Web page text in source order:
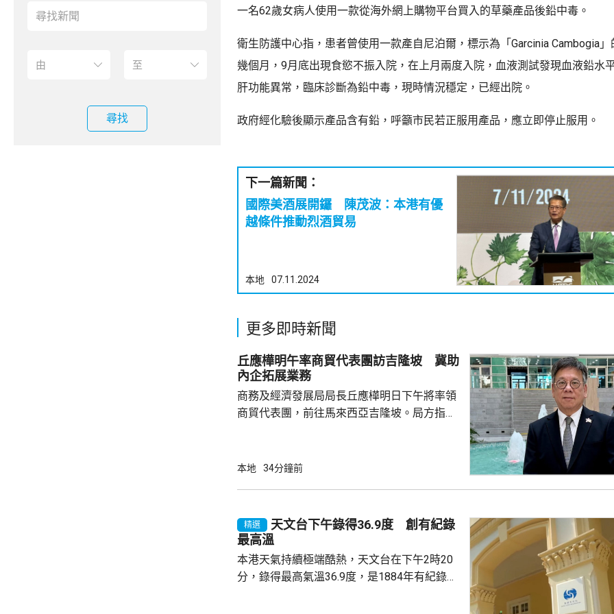
尋找
一名62歲女病人使用一款從海外網上購物平台買入的草藥產品後鉛中毒。
衛生防護中心指，患者曾使用一款產自尼泊爾，標示為「Garcinia Cambogia
幾個月，9月底出現食慾不振入院，在上月兩度入院，血液測試發現血液鉛水
肝功能異常，臨床診斷為鉛中毒，現時情況穩定，已經出院。
政府經化驗後顯示產品含有鉛，呼籲市民若正服用產品，應立即停止服用。
下一篇新聞：
國際美酒展開鑼 陳茂波：本港有優
越條件推動烈酒貿易
本地 07.11.2024
更多即時新聞
丘應樺明午率商貿代表團訪吉隆坡 冀助
內企拓展業務
商務及經濟發展局局長丘應樺明日下午將率領
商貿代表團，前往馬來西亞吉隆坡。局方指，
了解海外市場情況和需要，代表團成員包括內
會參與，將出席貿發局舉辦的推廣活動，以及
投資推廣署舉辦的商務研討會暨交流午宴，並
參觀企業，以及與當地商會和相關機構交
流。...
本地 34分鐘前
精選
天文台下午錄得36.9度 創有紀錄
最高溫
本港天氣持續極端酷熱，天文台在下午2時20
分，錄得最高氣溫36.9度，是1884年有紀錄以